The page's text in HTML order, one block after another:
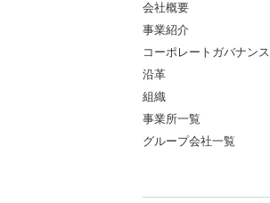
会社概要
事業紹介
コーポレートガバナンス
沿革
組織
事業所一覧
グループ会社一覧